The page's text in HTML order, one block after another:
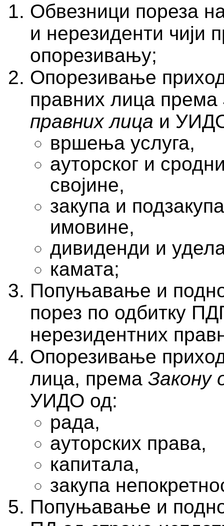
Обвезници пореза
и нерезиденти чији
опорезивању;
Опорезивање
правних лица према
правних лица и
вршења услуга,
ауторског и
својине,
закупа и
имовине,
дивиденди и
камата;
Попуњавање и
порез по одбитку
нерезидентних
Опорезивање
лица, према Закону
УИДО од:
рада,
ауторских права,
капитала,
закупа
Попуњавање и